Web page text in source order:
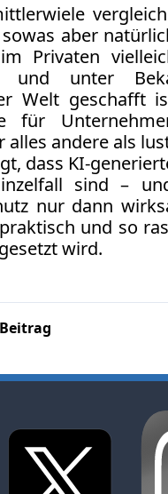
aber
Privaten
und unter
Welt geschafft
für
alles andere als
dass KI-
sind –
nur dann
und so
wird.
2008
2007
2006
2005
2004
2003
2002
2001
2000